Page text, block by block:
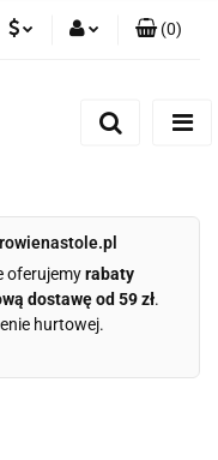
(0)
oferujemyrabaty
dostawę od 59 zł.
hurtowej.